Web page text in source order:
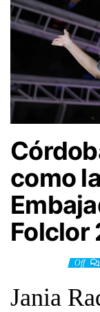
como
Folclor
Off
Jania